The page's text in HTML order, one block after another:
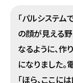
「パルシステム
の顔が見える
なるように、
になりました
「ほら、ここ